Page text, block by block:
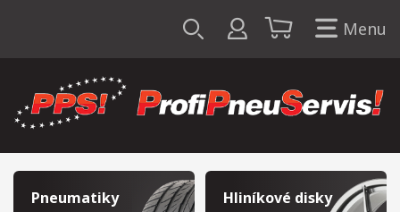
Menu
Pneumatiky Hliníkové disky